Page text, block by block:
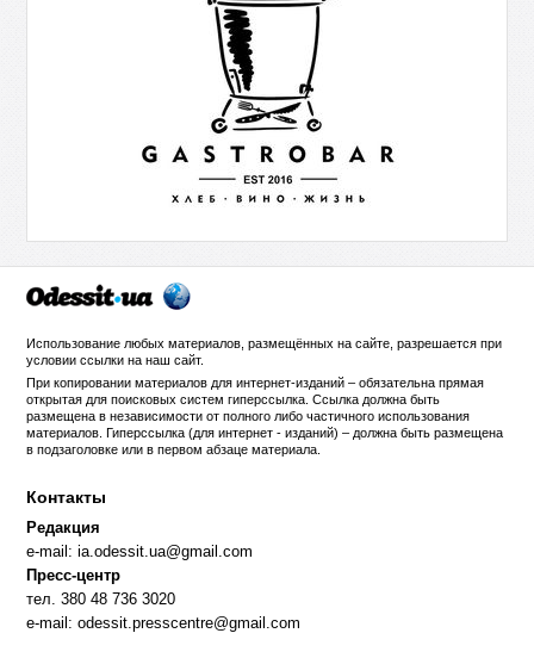
Использование любых материалов, размещённых на сайте, разрешается при
условии ссылки нанаш сайт.
При копировании материалов для интернет-изданий – обязательна прямая
открытая для поисковых систем гиперссылка. Ссылка должна быть
размещена в независимости от полного либо частичного использования
материалов. Гиперссылка (для интернет - изданий) – должна быть размещена
в подзаголовке или в первом абзаце материала.
Контакты
Редакция
e-mail:ia.odessit.ua@gmail.com
Пресс-центр
тел. 380 48 736 3020
e-mail:odessit.presscentre@gmail.com